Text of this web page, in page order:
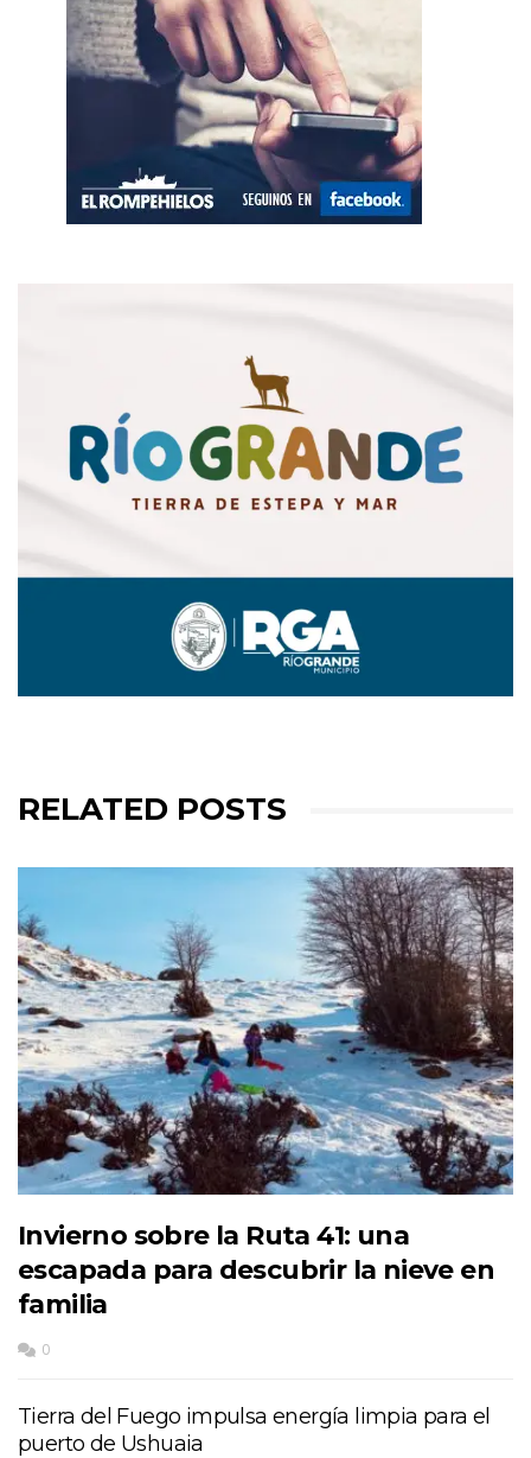
RELATED POSTS
Invierno sobre la Ruta 41: una
escapada para descubrir la nieve en
familia
0
Tierra del Fuego impulsa energía limpia para el
puerto de Ushuaia